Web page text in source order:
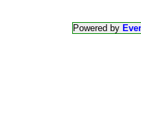
Powered by